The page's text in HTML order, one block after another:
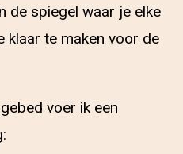
de spiegel waar je elke
te maken voor de
voer ik een